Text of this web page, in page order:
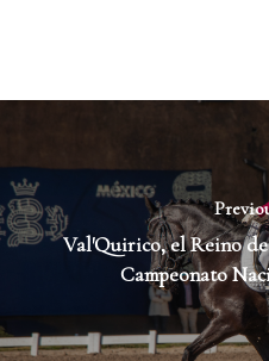
Val'Quirico, el Reino
Campeonato